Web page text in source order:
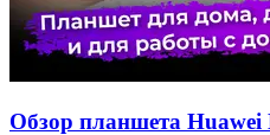
Обзор планшета Huawei